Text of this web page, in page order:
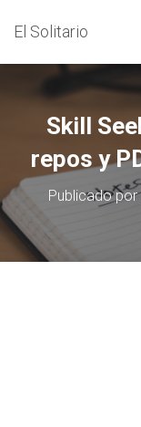
El Solitario
Skill
repos y
Publicado por